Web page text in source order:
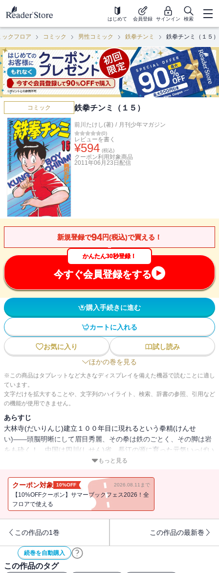
はじめて 会員登録 サインイン 検索
ックフロア コミック 男性コミック 鉄拳チンミ 鉄拳チンミ（１５）
コミック 鉄拳チンミ（１５）
前川たけし(著) / 月刊少年マガジン
(0)
レビューを書く
¥594 (税込)
クーポン利用対象商品
2011年06月23日 配信
新規登録で94円(税込)で買える！
かんたん30秒登録！
今すぐ会員登録をする
購入手続きに進む
カートに入れる
お気に入り
試し読み
ほかの巻を見る
※この商品はタブレットなど大きなディスプレイを備えた機器で読むことに適し
ています。
文字だけを拡大することや、文字列のハイライト、検索、辞書の参照、引用など
の機能が使用できません。
あらすじ
大林寺(だいりんじ)建立１００年目に現れるという拳精(けんせ
い)――頭脳明晰にして眉目秀麗、その拳は鉄のごとく、その脚は岩
をも砕く！ 中国は四川(しせん)省、長江の源に育った元気いっぱい
のカンフー少年・チンミがたどる拳精への長き道のり!!
もっと見る
クーポン対象 10%OFF 2026.08.11まで
【10%OFFクーポン】サマーブックフェス2026！全
フロアで使える
この作品の1巻 この作品の最新巻
続巻を自動購入
この作品のタグ